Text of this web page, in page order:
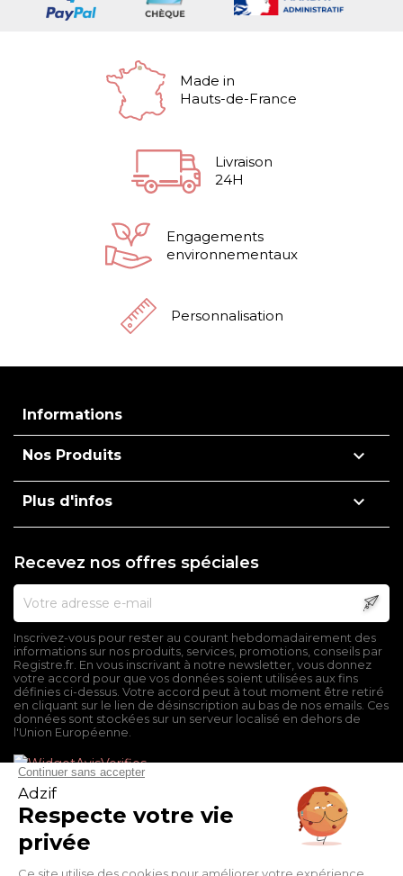
Made in
Hauts-de-France
Livraison
24H
Engagements
environnementaux
Personnalisation
Informations
Nos Produits 
Plus d'infos 
Recevez nos offres spéciales
Inscrivez-vous pour rester au courant hebdomadairement des
informations sur nos produits, services, promotions, conseils par
Registre.fr. En vous inscrivant à notre newsletter, vous donnez
votre accord pour que vos données soient utilisées aux fins
définies ci-dessus. Votre accord peut à tout moment être retiré
en cliquant sur le lien de désinscription au bas de nos emails. Ces
données sont stockées sur un serveur localisé en dehors de
l'Union Européenne.